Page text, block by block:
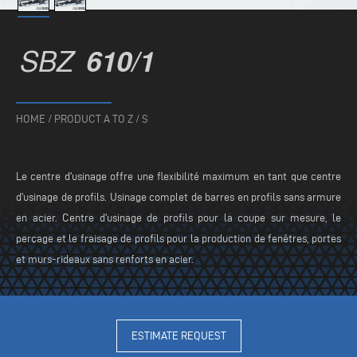
SBZ 610/1
HOME / PRODUCT A TO Z / S
Le centre d'usinage offre une flexibilité maximum en tant que centre
d'usinage de profils. Usinage complet de barres en profils sans armure
en acier. Centre d'usinage de profils pour la coupe sur mesure, le
perçage et le fraisage de profils pour la production de fenêtres, portes
et murs-rideaux sans renforts en acier.
ESTIMATE REQUEST